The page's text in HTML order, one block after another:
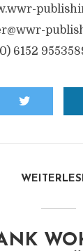
6152